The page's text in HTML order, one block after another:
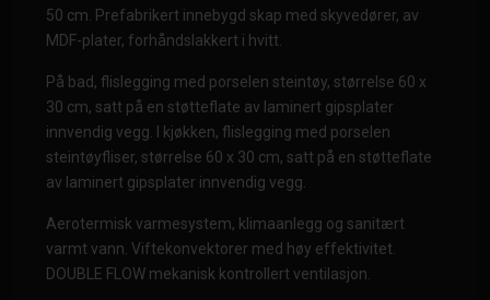
50 cm. Prefabrikert innebygd skap med skyvedører, av
MDF-plater, forhåndslakkert i hvitt.
På bad, flislegging med porselen steintøy, størrelse 60 x
30 cm, satt på en støtteflate av laminert gipsplater
innvendig vegg. I kjøkken, flislegging med porselen
steintøyfliser, størrelse 60 x 30 cm, satt på en støtteflate
av laminert gipsplater innvendig vegg.
Aerotermisk varmesystem, klimaanlegg og sanitært
varmt vann. Viftekonvektorer med høy effektivitet.
DOUBLE FLOW mekanisk kontrollert ventilasjon.